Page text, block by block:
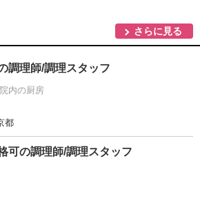
さらに見る
調理師/調理スタッフ
内の厨房
都
可の調理師/調理スタッフ